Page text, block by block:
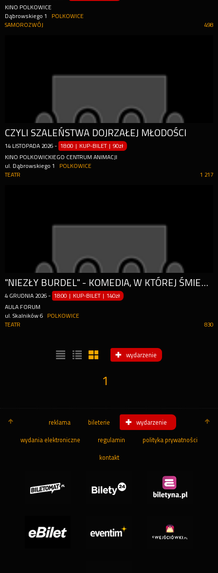
KINO POLKOWICE
Dąbrowskiego 1
POLKOWICE
498
SAMOROZWÓJ
CZYLI SZALEŃSTWA DOJRZAŁEJ MŁODOŚCI
14 LISTOPADA 2026 - 18:00 | KUP-BILET |90zł
KINO POLKOWICKIEGO CENTRUM ANIMACJI
ul. Dąbrowskiego 1
POLKOWICE
1 217
TEATR
"NIEZŁY BURDEL" - KOMEDIA, W KTÓREJ ŚMIECH MIESZA SIĘ Z REFLEKSJĄ, A KAŻDY WIDZ ZNAJDZIE TU KAWAŁEK... SIEBIE!
4 GRUDNIA 2026 - 18:00 | KUP-BILET |140zł
AULA FORUM
ul. Skalników 6
POLKOWICE
830
TEATR
wydarzenie
1
reklama bileterie wydarzenie
wydania elektroniczne regulamin polityka prywatności
kontakt